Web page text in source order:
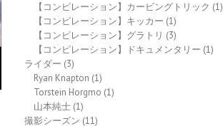
【コンピレーション】カービングトリック (1)
【コンピレーション】キッカー (1)
【コンピレーション】グラトリ (3)
【コンピレーション】ドキュメンタリー (1)
ライダー (3)
Ryan Knapton (1)
Torstein Horgmo (1)
山本純士 (1)
撮影シーズン (11)